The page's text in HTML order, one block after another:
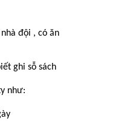
đội , có ăn
ghi sỗ sách
như: